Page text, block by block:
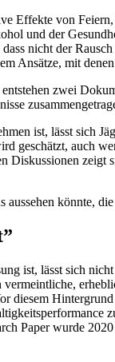
Effekte von
und der
nicht der
Ansätze, mit
zwei
ist, lässt sich
geschätzt, auch
zeigt
aussehen könnte,
ist, lässt sich
diesem
Paper wurde